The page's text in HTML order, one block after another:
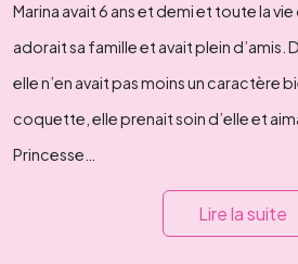
Marina avait 6 ans et demi et toute la
adorait sa famille et avait plein d’amis.
elle n’en avait pas moins un caractère
coquette, elle prenait soin d’elle et
Princesse…
Lire la suite